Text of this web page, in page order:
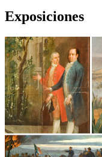
Exposiciones